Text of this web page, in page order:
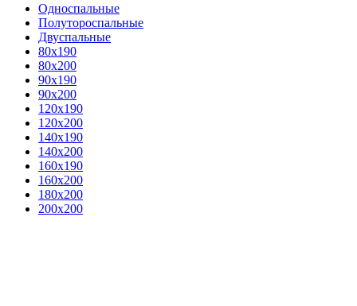
Односпальные
Полутороспальные
Двуспальные
80x190
80х200
90х190
90х200
120х190
120х200
140х190
140х200
160х190
160х200
180х200
200х200